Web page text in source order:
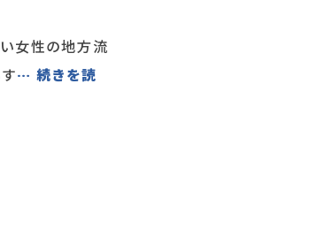
い女性の地方流
… 続きを読